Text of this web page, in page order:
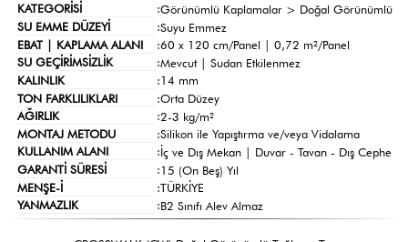
KATEGORİSİ
:Görünümlü Kaplamalar > Doğal Görünümlü
SU EMME DÜZEYİ
:Suyu Emmez
EBAT | KAPLAMA ALANI
:60 x 120 cm/Panel | 0,72 m²/Panel
SU GEÇİRİMSİZLİK
:Mevcut | Sudan Etkilenmez
KALINLIK
:14 mm
TON FARKLILIKLARI
:Orta Düzey
AĞIRLIK
:2-3 kg/m²
MONTAJ METODU
:Silikon ile Yapıştırma ve/veya Vidalama
KULLANIM ALANI
:İç ve Dış Mekan | Duvar - Tavan - Dış Cephe
GARANTİ SÜRESİ
:15 (On Beş) Yıl
MENŞE-İ
:TÜRKİYE
YANMAZLIK
:B2 Sınıfı Alev Almaz